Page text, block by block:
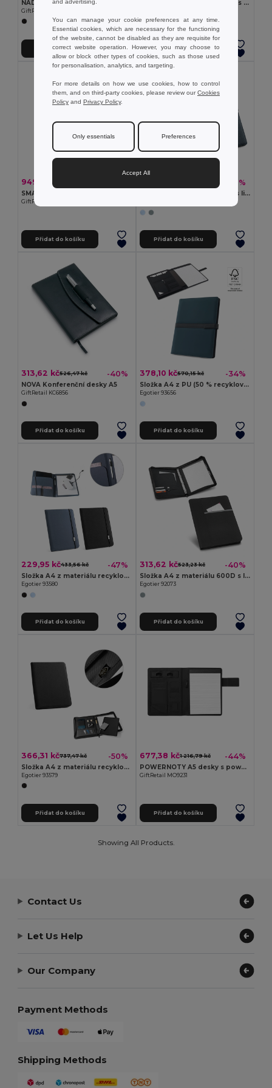
NADIA Pouzdro na psaní
GiftRetail KC8063
Přidat do košíku
4 složky z PU a mikrovlákna s linkované stránky
Přidat do košíku
949,17 kč
GiftRetail MO9401
Přidat do košíku
-41%
Složka A4 v imitaci lnu a PU s linkované stránky
Přidat do košíku
313,62 kč526,47 kč -40%
NOVA Konferenční desky A5
GiftRetail KC6856
Přidat do košíku
378,10 kč570,15 kč -34%
Složka A4 z PU (50 % recyklovaný) s magnetickým uzávěrem a poznámkovým blokem s linkovanými stránkami
Egotier 93656
Přidat do košíku
229,95 kč433,56 kč -47%
Složka A4 z materiálu recyklovaného polyesteru (100% rPET) 300D s elastickým uzávěrem
Egotier 93580
Přidat do košíku
313,62 kč523,23 kč -40%
Složka A4 z materiálu 600D s linkované stránky
Egotier 92073
Přidat do košíku
366,31 kč737,47 kč -50%
Složka A4 z materiálu recyklovaného polyesteru (100% rPET) 300D se zipem
Egotier 93579
Přidat do košíku
677,38 kč1 216,79 kč -44%
POWERNOTY A5 desky s power bankou
GiftRetail MO9231
Přidat do košíku
Showing All Products.
Contact Us
Let Us Help
Our Company
Payment Methods
Shipping Methods
You can manage your cookie preferences at any time.
Essential cookies, which are necessary for the functioning
of the website, cannot be disabled as they are requisite for
correct website operation. However, you may choose to
allow or block other types of cookies, such as those used
for personalisation, analytics, and targeting.
For more details on how we use cookies, how to control
them, and on third-party cookies, please review ourCookies
Policy and Privacy Policy.
Only essentials Preferences
Accept All